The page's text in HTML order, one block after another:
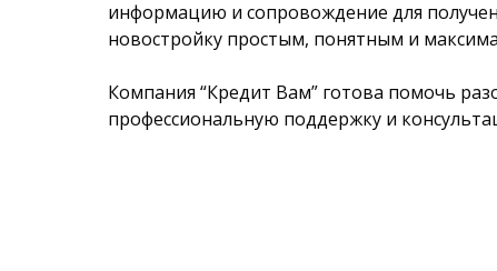
информацию и сопровождение для
новостройку простым, понятным и
Компания “Кредит Вам” готова помочь
профессиональную поддержку и